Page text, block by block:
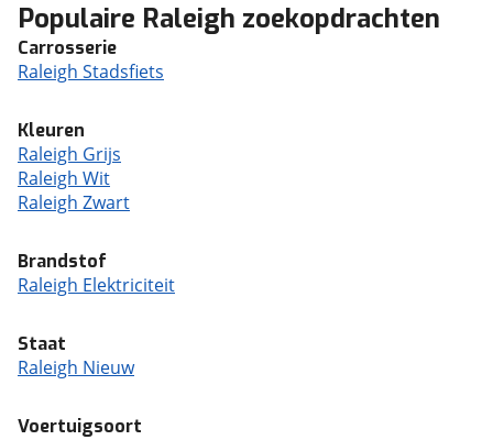
Populaire Raleigh zoekopdrachten
Carrosserie
Raleigh Stadsfiets
Kleuren
Raleigh Grijs
Raleigh Wit
Raleigh Zwart
Brandstof
Raleigh Elektriciteit
Staat
Raleigh Nieuw
Voertuigsoort